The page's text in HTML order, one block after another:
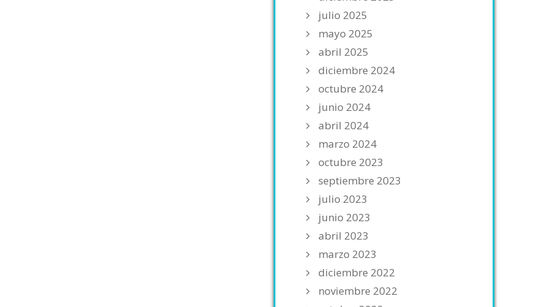
julio 2025
mayo 2025
abril 2025
diciembre 2024
octubre 2024
junio 2024
abril 2024
marzo 2024
octubre 2023
septiembre 2023
julio 2023
junio 2023
abril 2023
marzo 2023
diciembre 2022
noviembre 2022